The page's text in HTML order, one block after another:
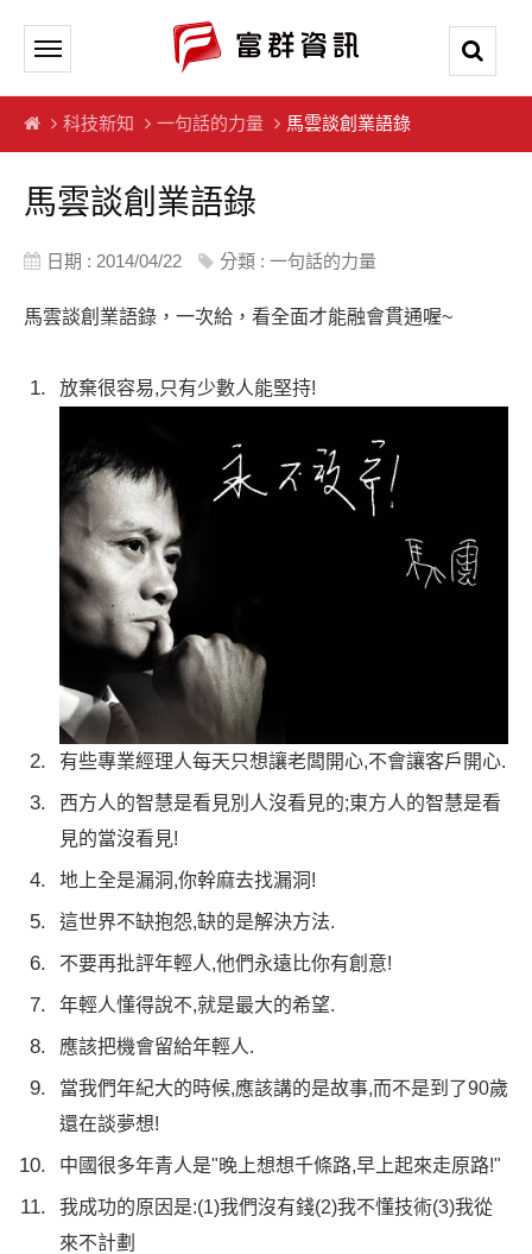
科技新知 一句話的力量 馬雲談創業語錄
馬雲談創業語錄
日期 : 2014/04/22 分類 : 一句話的力量
馬雲談創業語錄，一次給，看全面才能融會貫通喔~
放棄很容易,只有少數人能堅持!
有些專業經理人每天只想讓老闆開心,不會讓客戶開心.
西方人的智慧是看見別人沒看見的;東方人的智慧是看
見的當沒看見!
地上全是漏洞,你幹麻去找漏洞!
這世界不缺抱怨,缺的是解決方法.
不要再批評年輕人,他們永遠比你有創意!
年輕人懂得說不,就是最大的希望.
應該把機會留給年輕人.
當我們年紀大的時候,應該講的是故事,而不是到了90歲
還在談夢想!
中國很多年青人是"晚上想想千條路,早上起來走原路!"
我成功的原因是:(1)我們沒有錢(2)我不懂技術(3)我從
來不計劃